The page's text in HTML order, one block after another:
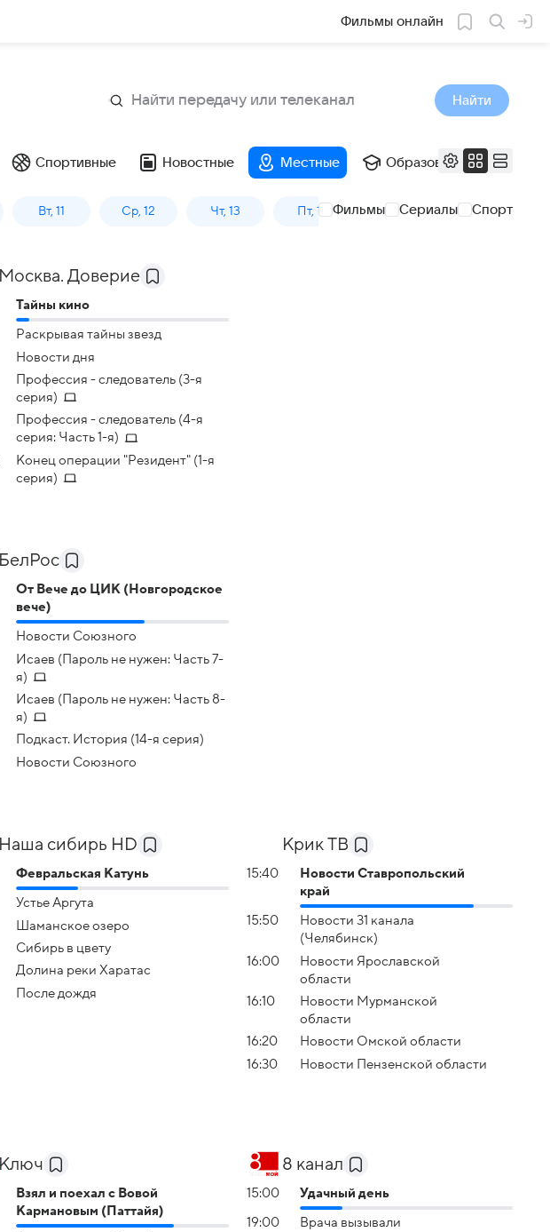
Фильмы онлайн
Найти
Спортивные Новостные Местные Образовательные
Вт, 11 Ср, 12 Чт, 13 Пт, 14 Сб, 15 Вс, 16
Фильмы Сериалы Спорт
Москва. Доверие
Тайны кино
Раскрывая тайны звезд
Новости дня
Профессия - следователь (3-я
серия)
Профессия - следователь (4-я
серия: Часть 1-я)
Конец операции "Резидент" (1-я
серия)
БелРос
От Вече до ЦИК (Новгородское
вече)
Новости Союзного
Исаев (Пароль не нужен: Часть 7-
я)
Исаев (Пароль не нужен: Часть 8-
я)
Подкаст. История (14-я серия)
Новости Союзного
Наша сибирь HD
Февральская Катунь
Устье Аргута
Шаманское озеро
Сибирь в цвету
Долина реки Харатас
После дождя
Крик ТВ
15:40
Новости Ставропольский
край
15:50
Новости 31 канала
(Челябинск)
16:00
Новости Ярославской
области
16:10
Новости Мурманской
области
16:20
Новости Омской области
16:30
Новости Пензенской области
Ключ
Взял и поехал с Вовой
Кармановым (Паттайя)
8 канал
15:00 Удачный день
19:00
Врача вызывали